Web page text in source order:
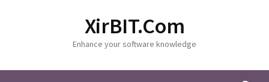
o
XirBIT.Com
Enhance your software knowledge